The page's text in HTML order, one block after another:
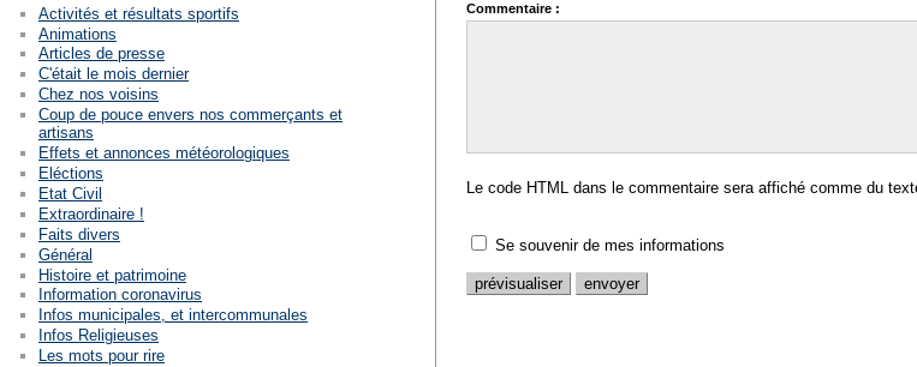
Commentaire :
Le code HTML dans le commentaire sera affiché comme du
Se souvenir de mes informations
Activités et résultats sportifs
Animations
Articles de presse
C'était le mois dernier
Chez nos voisins
Coup de pouce envers nos commerçants et
artisans
Effets et annonces météorologiques
Eléctions
Etat Civil
Extraordinaire !
Faits divers
Général
Histoire et patrimoine
Information coronavirus
Infos municipales, et intercommunales
Infos Religieuses
Les mots pour rire